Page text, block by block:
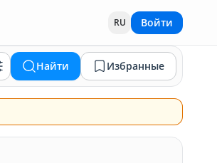
RU Войти
Найти Избранные